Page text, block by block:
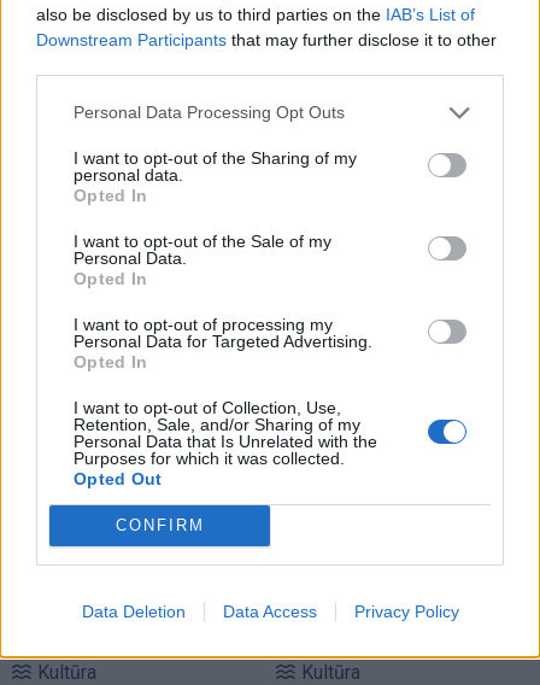
also be disclosed by us to third parties on the IAB’s List of
Downstream Participants that may further disclose it to other
Personal Data Processing Opt Outs
I want to opt-out of the Sharing of my
personal data.
Opted In
I want to opt-out of the Sale of my
Personal Data.
Opted In
I want to opt-out of processing my
Personal Data for Targeted Advertising.
Opted In
I want to opt-out of Collection, Use,
Retention, Sale, and/or Sharing of my
Personal Data that Is Unrelated with the
Purposes for which it was collected.
Opted Out
CONFIRM
Data Deletion Data Access Privacy Policy
Kultūra
piliakalnio atodangos(7)
Kultūra
Aušra Butkevičienė:
negaliu atskirti, kur -
darbas, o kur - pomėgis
Kultūra
„Scanorama vasara“
pasimatymai su kinu
Kultūra
Linas Adomaitis
sutikti Palangoje: ruošia
išskirtinį šventinį
koncertą
Kultūra Kultūra